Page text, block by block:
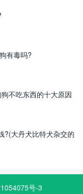
有毒吗?
不吃东西的十大原因
?(大丹犬比特犬杂交的
号-3